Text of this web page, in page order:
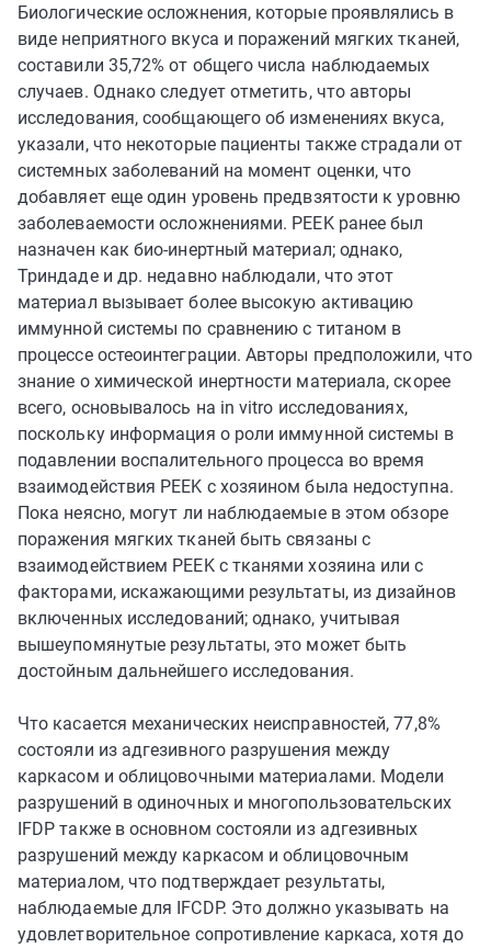
Биологические осложнения, которые проявлялись в
виде неприятного вкуса и поражений мягких тканей,
составили 35,72% от общего числа наблюдаемых
случаев. Однако следует отметить, что авторы
исследования, сообщающего об изменениях вкуса,
указали, что некоторые пациенты также страдали от
системных заболеваний на момент оценки, что
добавляет еще один уровень предвзятости к уровню
заболеваемости осложнениями. PEEK ранее был
назначен как био-инертный материал; однако,
Триндаде и др. недавно наблюдали, что этот
материал вызывает более высокую активацию
иммунной системы по сравнению с титаном в
процессе остеоинтеграции. Авторы предположили, что
знание о химической инертности материала, скорее
всего, основывалось на in vitro исследованиях,
поскольку информация о роли иммунной системы в
подавлении воспалительного процесса во время
взаимодействия PEEK с хозяином была недоступна.
Пока неясно, могут ли наблюдаемые в этом обзоре
поражения мягких тканей быть связаны с
взаимодействием PEEK с тканями хозяина или с
факторами, искажающими результаты, из дизайнов
включенных исследований; однако, учитывая
вышеупомянутые результаты, это может быть
достойным дальнейшего исследования.
Что касается механических неисправностей, 77,8%
состояли из адгезивного разрушения между
каркасом и облицовочными материалами. Модели
разрушений в одиночных и многопользовательских
IFDP также в основном состояли из адгезивных
разрушений между каркасом и облицовочным
материалом, что подтверждает результаты,
наблюдаемые для IFCDP. Это должно указывать на
удовлетворительное сопротивление каркаса, хотя до